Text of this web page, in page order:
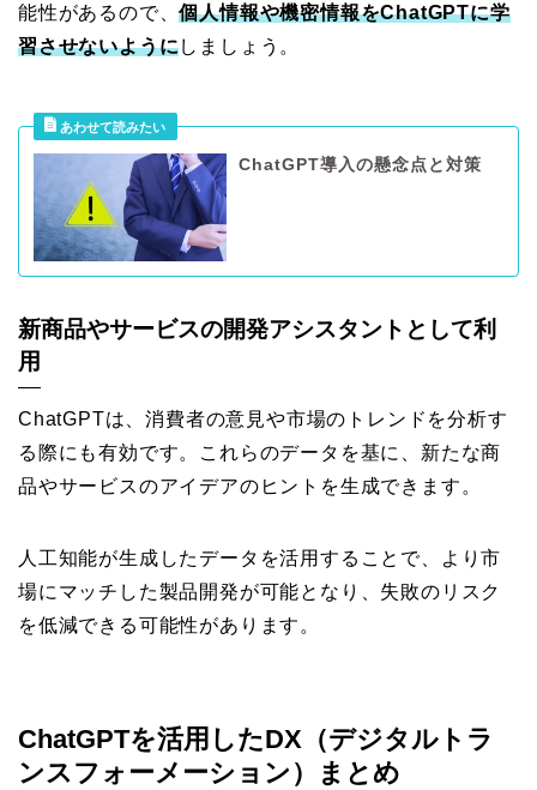
能性があるので、個人情報や機密情報をChatGPTに学
習させないようにしましょう。
ChatGPT導入の懸念点と対策
新商品やサービスの開発アシスタントとして利
用
ChatGPTは、消費者の意見や市場のトレンドを分析す
る際にも有効です。これらのデータを基に、新たな商
品やサービスのアイデアのヒントを生成できます。
人工知能が生成したデータを活用することで、より市
場にマッチした製品開発が可能となり、失敗のリスク
を低減できる可能性があります。
ChatGPTを活用したDX（デジタルトラ
ンスフォーメーション）まとめ